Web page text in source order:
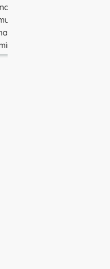
mida
Esimese
eelaimus ja sõja
See tingib
põhihoiaku kuni